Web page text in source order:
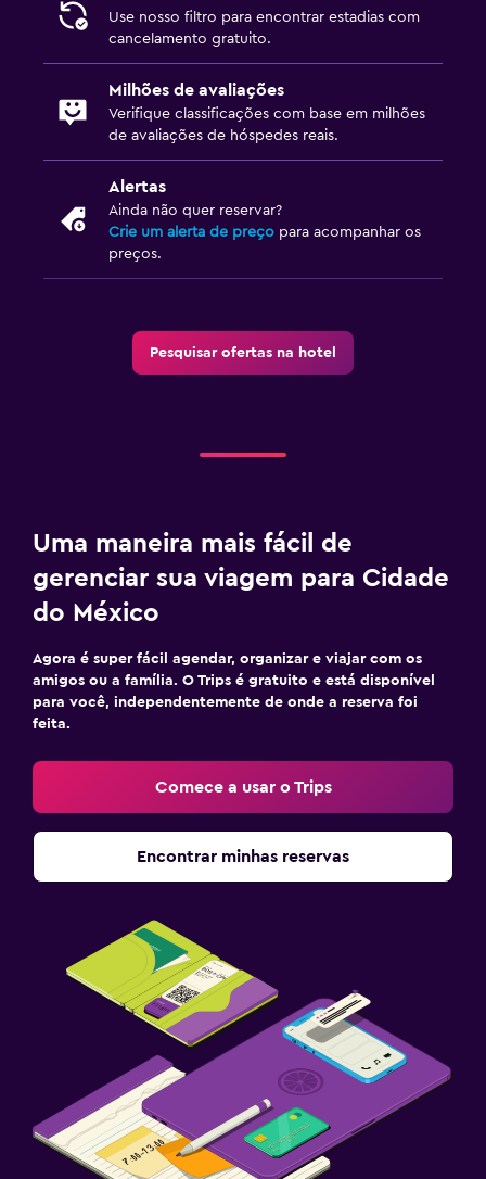
Use nosso filtro para encontrar estadias com
cancelamento gratuito.
Milhões de avaliações
Verifique classificações com base em milhões
de avaliações de hóspedes reais.
Alertas
Ainda não quer reservar?
Crie um alerta de preço para acompanhar os
preços.
Pesquisar ofertas na hotel
Uma maneira mais fácil de
gerenciar sua viagem para Cidade
do México
Agora é super fácil agendar, organizar e viajar com os
amigos ou a família. O Trips é gratuito e está disponível
para você, independentemente de onde a reserva foi
feita.
Comece a usar o Trips
Encontrar minhas reservas